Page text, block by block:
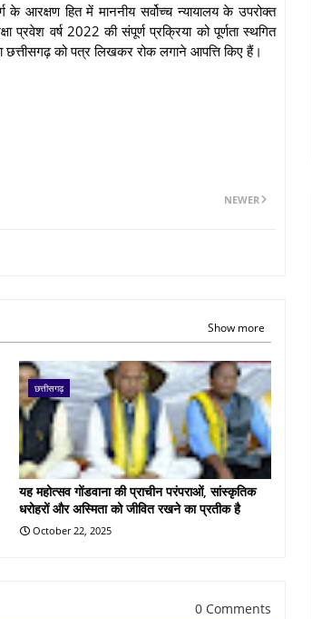
आरक्षण हित में माननीय सर्वोच्च न्यायालय के उपरोक्त
प्रवेश वर्ष 2022 की संपूर्ण प्रक्रिया को पूर्णता स्थगित
छत्तीसगढ़ को पत्र लिखकर रोक लगाने आपत्ति किए हैं।
NEWER
Show more
छत्तीसगढ़
यह महोत्सव गोंडवाना की प्राचीन परंपराओं, सांस्कृतिक
धरोहरों और अस्मिता को जीवित रखने का प्रतीक है
October 22, 2025
0 Comments